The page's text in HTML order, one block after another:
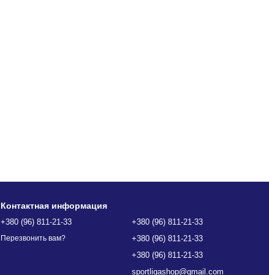
Контактная информация
+380 (96) 811-21-33
Перезвонить вам?
+380 (96) 811-21-33
+380 (96) 811-21-33
+380 (96) 811-21-33
sportligashop@gmail.com